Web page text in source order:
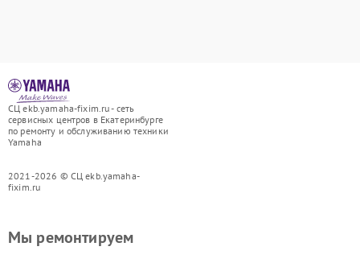
СЦ ekb.yamaha-fixim.ru - сеть
сервисных центров в Екатеринбурге
по ремонту и обслуживанию техники
Yamaha
2021-2026 © СЦ ekb.yamaha-
fixim.ru
Мы ремонтируем